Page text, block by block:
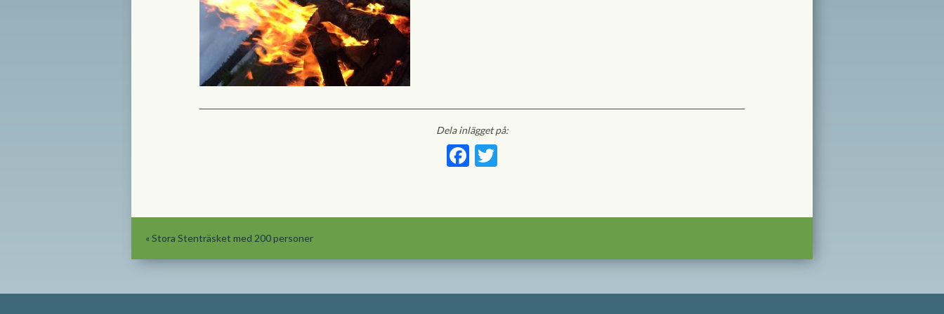
Dela inlägget på:
Facebook
« Stora Stenträsket med 200 personer